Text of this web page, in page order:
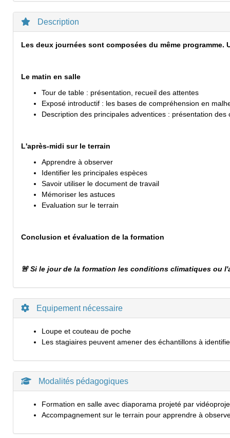
Description
Les deux journées sont composées du même
Le matin en salle
Tour de table : présentation, recueil des attentes
Exposé introductif : les bases de compréhension en
Description des principales adventices : présentation
L'après-midi sur le terrain
Apprendre à observer
Identifier les principales espèces
Savoir utiliser le document de travail
Mémoriser les astuces
Evaluation sur le terrain
Conclusion et évaluation de la formation
🚨 Si le jour de la formation les conditions climatiques ou
Equipement nécessaire
Loupe et couteau de poche
Les stagiaires peuvent amener des échantillons à
Modalités pédagogiques
Formation en salle avec diaporama projeté par
Accompagnement sur le terrain pour apprendre à